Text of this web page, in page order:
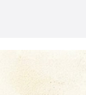
런 사회에서 구성
어르신들)2015년
고 있음....;;;;)북
충분히 돈을 못
스타가 주장하는
년 5월 15일부